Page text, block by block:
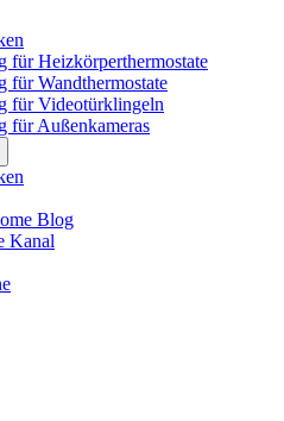
für Heizkörperthermostate
für Wandthermostate
für Videotürklingeln
für Außenkameras
Blog
Kanal